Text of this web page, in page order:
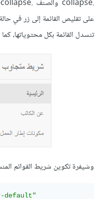
على تقليص القائمة إلى زر في
تنسدل القائمة بكل محتوياتها،
وشيفرة تكوين شريط القوائم
default"